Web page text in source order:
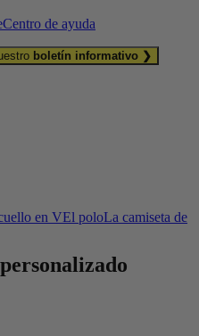
Centro de ayuda
boletín informativo ❯
en VEl poloLa camiseta de